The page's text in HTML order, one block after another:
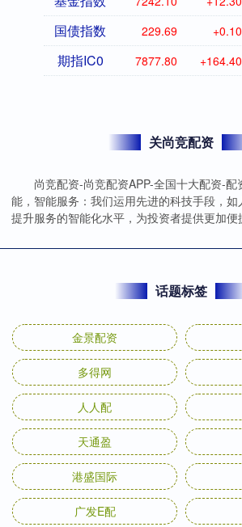
国债指数 229.69 +0.10
期指IC0 7877.80 +164.40
关尚竞配资
尚竞配资-尚竞配资APP-全国十大配资-
能，智能服务：我们运用先进的科技手段，如
提升服务的智能化水平，为投资者提供更加便
话题标签
金景配资
多得网
人人配
天通盈
港盛国际
广发E配